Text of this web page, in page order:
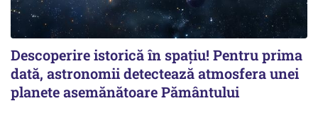
Descoperire istorică în spațiu! Pentru prima
dată, astronomii detectează atmosfera unei
planete asemănătoare Pământului